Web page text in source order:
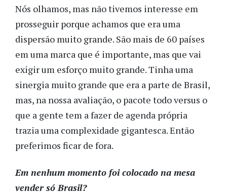
Nós olhamos, mas não tivemos interesse em
prosseguir porque achamos que era uma
dispersão muito grande. São mais de 60 países
em uma marca que é importante, mas que vai
exigir um esforço muito grande. Tinha uma
sinergia muito grande que era a parte de Brasil,
mas, na nossa avaliação, o pacote todo versus o
que a gente tem a fazer de agenda própria
trazia uma complexidade gigantesca. Então
preferimos ficar de fora.
Em nenhum momento foi colocado na mesa
vender só Brasil?